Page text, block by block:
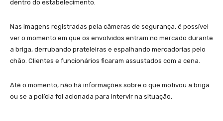
dentro do estabelecimento.
Nas imagens registradas pela câmeras de segurança, é possível
ver o momento em que os envolvidos entram no mercado durante
a briga, derrubando prateleiras e espalhando mercadorias pelo
chão. Clientes e funcionários ficaram assustados com a cena.
Até o momento, não há informações sobre o que motivou a briga
ou se a polícia foi acionada para intervir na situação.